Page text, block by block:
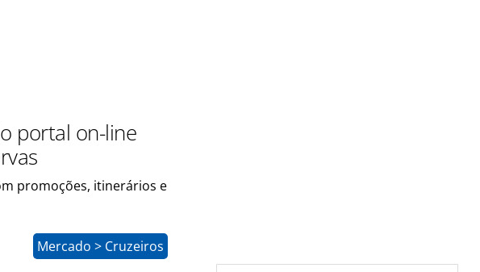
portal on-line
promoções, itinerários e
Mercado > Cruzeiros